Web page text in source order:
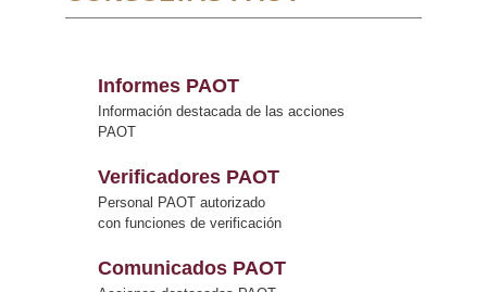
Informes PAOT
Información destacada de las acciones
PAOT
Verificadores PAOT
Personal PAOT autorizado
con funciones de verificación
Comunicados PAOT